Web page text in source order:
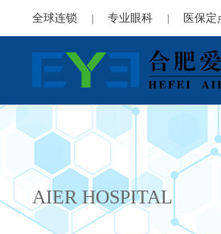
全球连锁 | 专业眼科 | 医保定
AIER HOSPITAL